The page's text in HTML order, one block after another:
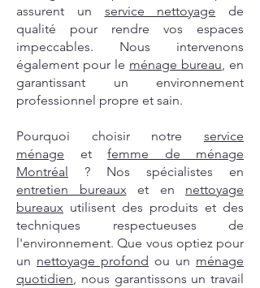
assurent un service nettoyage de
qualité pour rendre vos espaces
impeccables. Nous intervenons
également pour le ménage bureau, en
garantissant un environnement
professionnel propre et sain.
Pourquoi choisir notre service
ménage et femme de ménage
Montréal ? Nos spécialistes en
entretien bureauxet en nettoyage
bureaux utilisent des produits et des
techniques respectueuses de
l'environnement. Que vous optiez pour
un nettoyage profond ou un ménage
quotidien, nous garantissons un travail